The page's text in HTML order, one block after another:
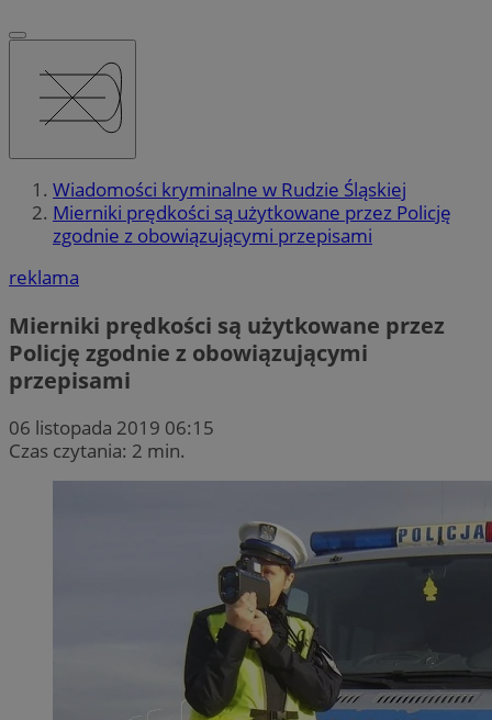
Wiadomości kryminalne w Rudzie Śląskiej
Mierniki prędkości są użytkowane przez Policję
zgodnie z obowiązującymi przepisami
reklama
Mierniki prędkości są użytkowane przez
Policję zgodnie z obowiązującymi
przepisami
06 listopada 2019 06:15
Czas czytania: 2 min.